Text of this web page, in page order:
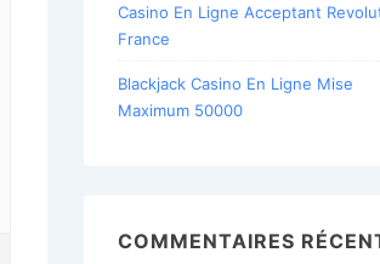
Casino En Ligne Acceptant
France
Blackjack Casino En Ligne Mise
Maximum 50000
COMMENTAIRES